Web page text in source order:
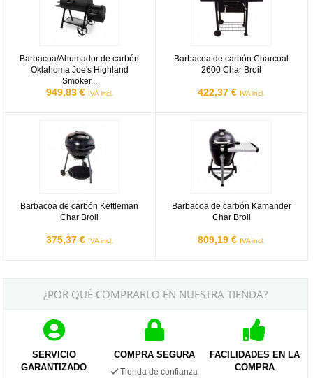
Barbacoa/Ahumador de carbón
Oklahoma Joe's Highland
Smoker...
949,83 € IVA incl.
Barbacoa de carbón Charcoal
2600 Char Broil
422,37 € IVA incl.
Barbacoa de carbón Kettleman
Char Broil
375,37 € IVA incl.
Barbacoa de carbón Kamander
Char Broil
809,19 € IVA incl.
¿POR QUÉ COMPRARLO EN NUESTRA TIENDA?
SERVICIO
GARANTIZADO
COMPRA SEGURA
Tienda de confianza
FACILIDADES EN LA
COMPRA